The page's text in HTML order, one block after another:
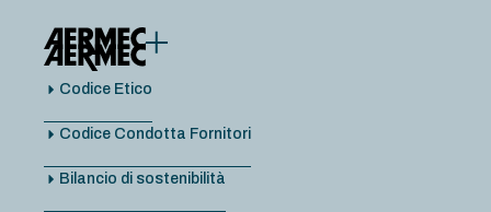
Codice Etico
Codice Condotta Fornitori
Bilancio di sostenibilità